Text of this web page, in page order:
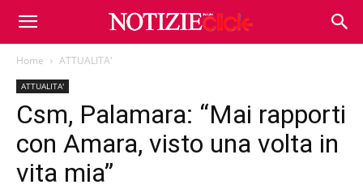
Home ATTUALITA'
ATTUALITA'
Csm, Palamara: “Mai rapporti
con Amara, visto una volta in
vita mia”